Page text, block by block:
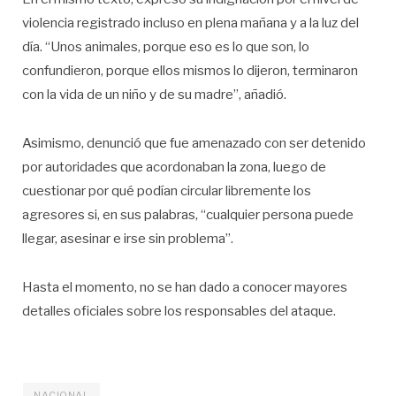
violencia registrado incluso en plena mañana y a la luz del
día. “Unos animales, porque eso es lo que son, lo
confundieron, porque ellos mismos lo dijeron, terminaron
con la vida de un niño y de su madre”, añadió.
Asimismo, denunció que fue amenazado con ser detenido
por autoridades que acordonaban la zona, luego de
cuestionar por qué podían circular libremente los
agresores si, en sus palabras, “cualquier persona puede
llegar, asesinar e irse sin problema”.
Hasta el momento, no se han dado a conocer mayores
detalles oficiales sobre los responsables del ataque.